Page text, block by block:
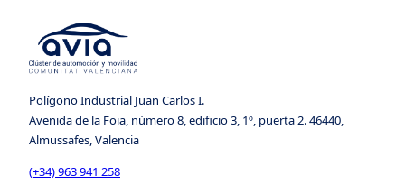
Polígono Industrial Juan Carlos I.
Avenida de la Foia, número 8, edificio 3, 1º, puerta 2. 46440,
Almussafes, Valencia
(+34) 963 941 258